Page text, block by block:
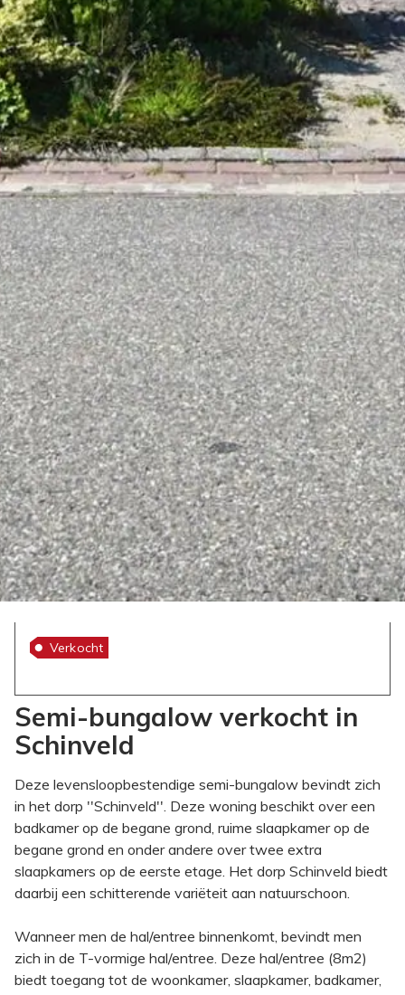
Semi-bungalow verkocht in
Schinveld
Verkocht
Deze levensloopbestendige semi-bungalow bevindt zich
in het dorp ''Schinveld''. Deze woning beschikt over een
badkamer op de begane grond, ruime slaapkamer op de
begane grond en onder andere over twee extra
slaapkamers op de eerste etage. Het dorp Schinveld biedt
daarbij een schitterende variëteit aan natuurschoon.
Wanneer men de hal/entree binnenkomt, bevindt men
zich in de T-vormige hal/entree. Deze hal/entree (8m2)
biedt toegang tot de woonkamer, slaapkamer, badkamer,